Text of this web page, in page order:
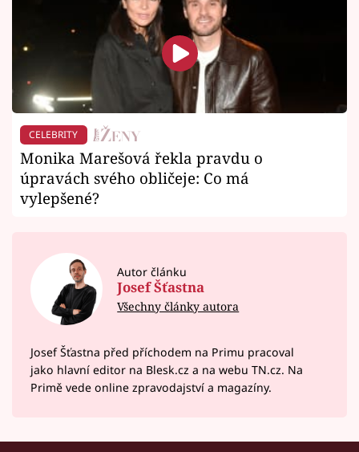
CELEBRITY
Monika Marešová řekla pravdu o
úpravách svého obličeje: Co má
vylepšené?
Autor článku
Josef Šťastna
Všechny články autora
Josef Šťastna před příchodem na Primu pracoval
jako hlavní editor na Blesk.cz a na webu TN.cz. Na
Primě vede online zpravodajství a magazíny.